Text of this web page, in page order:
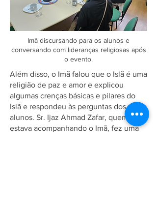
Imã discursando para os alunos e
conversando com lideranças religiosas após
o evento.
Além disso, o Imã falou que o Islã é uma
religião de paz e amor e explicou
algumas crenças básicas e pilares do
Islã e respondeu às perguntas dos
alunos. Sr. Ijaz Ahmad Zafar, quem
estava acompanhando o Imã, fez uma